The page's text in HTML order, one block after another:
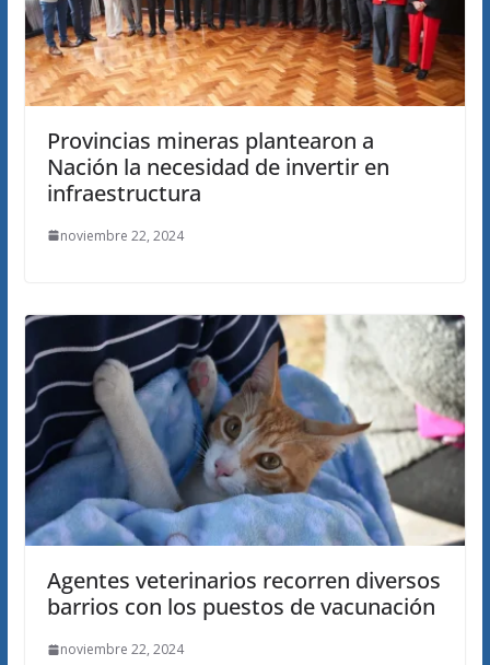
Provincias mineras plantearon a
Nación la necesidad de invertir en
infraestructura
noviembre 22, 2024
Agentes veterinarios recorren diversos
barrios con los puestos de vacunación
noviembre 22, 2024